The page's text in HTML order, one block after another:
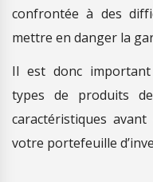
confrontée à des
mettre en danger la
Il est donc
types de produits
caractéristiques
votre portefeuille